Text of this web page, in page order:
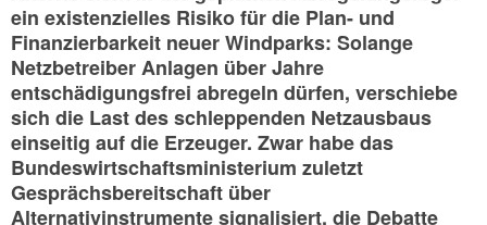
ein existenzielles Risiko für die Plan- und
Finanzierbarkeit neuer Windparks: Solange
Netzbetreiber Anlagen über Jahre
entschädigungsfrei abregeln dürfen, verschiebe
sich die Last des schleppenden Netzausbaus
einseitig auf die Erzeuger. Zwar habe das
Bundeswirtschaftsministerium zuletzt
Gesprächsbereitschaft über
Alternativinstrumente signalisiert, die Debatte